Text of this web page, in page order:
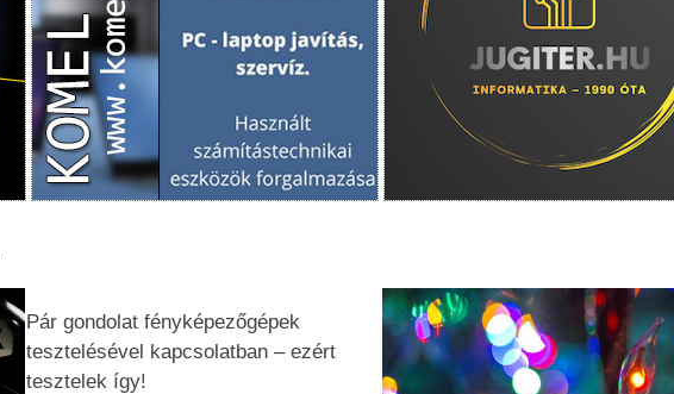
Pár gondolat fényképezőgépek
tesztelésével kapcsolatban – ezért
tesztelek így!